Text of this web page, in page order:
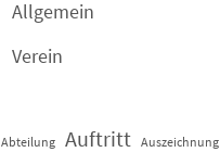
Allgemein
Verein
Abteilung Auftritt Auszeichnung